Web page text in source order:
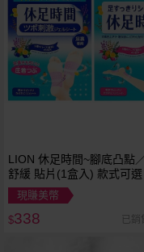
LION 休足時間~腳底凸點
舒緩 貼片(1盒入) 款式可選
現賺美幣
$338 已銷